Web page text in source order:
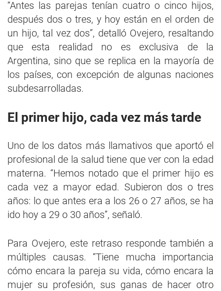
“Antes las parejas tenían cuatro o cinco hijos,
después dos o tres, y hoy están en el orden de
un hijo, tal vez dos”, detalló Ovejero, resaltando
que esta realidad no es exclusiva de la
Argentina, sino que se replica en la mayoría de
los países, con excepción de algunas naciones
subdesarrolladas.
El primer hijo, cada vez más tarde
Uno de los datos más llamativos que aportó el
profesional de la salud tiene que ver con la edad
materna. “Hemos notado que el primer hijo es
cada vez a mayor edad. Subieron dos o tres
años: lo que antes era a los 26 o 27 años, se ha
ido hoy a 29 o 30 años”, señaló.
Para Ovejero, este retraso responde también a
múltiples causas. “Tiene mucha importancia
cómo encara la pareja su vida, cómo encara la
mujer su profesión, sus ganas de hacer otro